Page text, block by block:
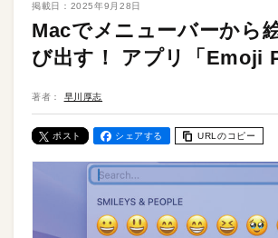
掲載日： 2025年9月28日
Macでメニューバーから
び出す！ アプリ「Emoji
著者： 早川厚志
ポスト シェアする URLのコピー